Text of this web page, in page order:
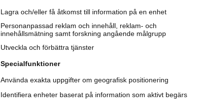
nya kunder och
samarbetspartners nära dig.
Läs mer här
Lagra och/eller få åtkomst till information på en enhet
Personanpassad reklam och innehåll, reklam- och
innehållsmätning samt forskning angående målgrupp
Utveckla och förbättra tjänster
Specialfunktioner
Använda exakta uppgifter om geografisk positionering
Identifiera enheter baserat på information som aktivt begärs